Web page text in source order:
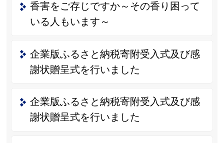
香害をご存じですか～その香り困って
いる人もいます～
企業版ふるさと納税寄附受入式及び感
謝状贈呈式を行いました
企業版ふるさと納税寄附受入式及び感
謝状贈呈式を行いました